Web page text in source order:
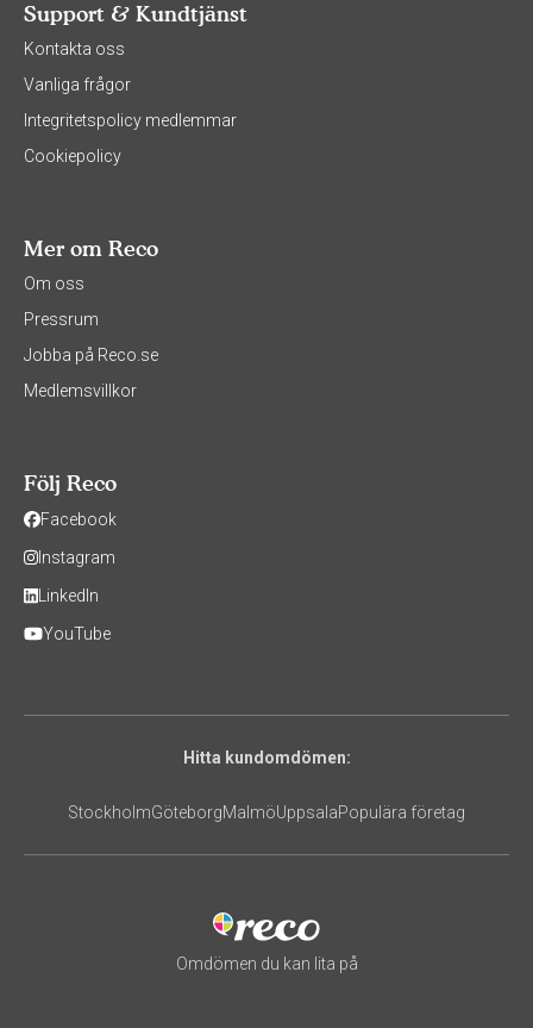
Support & Kundtjänst
Kontakta oss
Vanliga frågor
Integritetspolicy medlemmar
Cookiepolicy
Mer om Reco
Om oss
Pressrum
Jobba på Reco.se
Medlemsvillkor
Följ Reco
Facebook
Instagram
LinkedIn
YouTube
Hitta kundomdömen:
StockholmGöteborgMalmöUppsalaPopulära företag
Omdömen du kan lita på